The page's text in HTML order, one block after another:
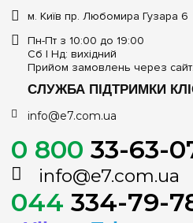
м. Київ пр. Любомира Гузара 6
Пн-Пт з 10:00 до 19:00
Сб | Нд: вихідний
Прийом замовлень через
СЛУЖБА ПІДТРИМКИ
info@e7.com.ua
0 800 33-63-
info@e7.com.ua
044 334-79-